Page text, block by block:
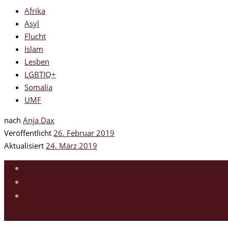
Afrika
Asyl
Flucht
Islam
Lesben
LGBTIQ+
Somalia
UMF
nach Anja Dax
Veröffentlicht 26. Februar 2019
Aktualisiert 24. März 2019